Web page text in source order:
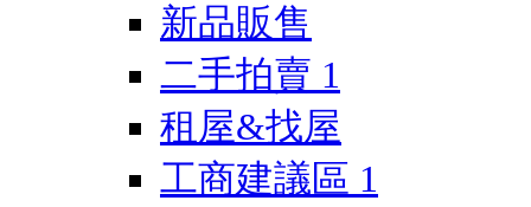
新品販售
二手拍賣 1
租屋&找屋
工商建議區 1